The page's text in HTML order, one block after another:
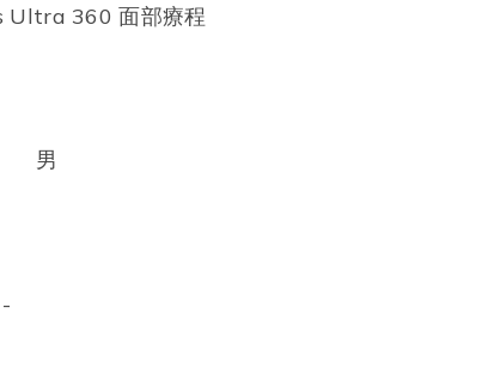
Ultra 360 面部療程
男